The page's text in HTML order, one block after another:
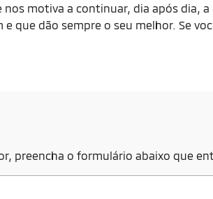
motiva a continuar, dia após dia,
que dão sempre o seu melhor. Se
preencha o formulário abaixo que